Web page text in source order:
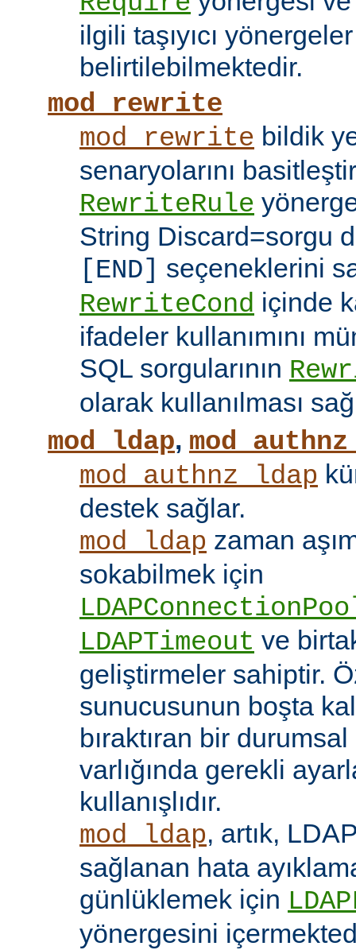
ilgili taşıyıcı
belirtilebilmektedir.
mod_rewrite
mod_rewrite bildik
senaryolarını
RewriteRule
String Discard=sorgu
[END]
seçeneklerini
RewriteCond içinde
ifadeler kullanımını
SQL sorgularının
olarak kullanılması
mod_ldap,
mod_authnz_ldap
destek sağlar.
mod_ldap zaman
sokabilmek için
LDAPTimeout ve
geliştirmeler sahiptir.
sunucusunun boşta
bıraktıran bir
varlığında gerekli
kullanışlıdır.
mod_ldap, artık,
sağlanan hata
günlüklemek için
yönergesini